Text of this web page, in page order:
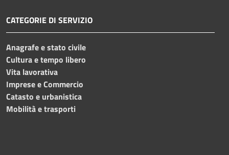
CATEGORIE DI SERVIZIO
Anagrafe e stato civile
Cultura e tempo libero
Vita lavorativa
Imprese e Commercio
Catasto e urbanistica
Mobilità e trasporti